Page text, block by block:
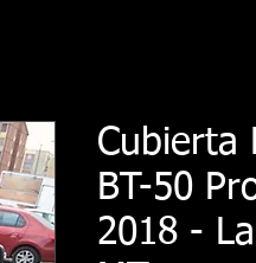
Cubierta
BT-50
2018 -